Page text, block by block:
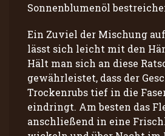
Sonnenblumenöl
Ein Zuviel der Mischung
lässt sich leicht mit den
Hält man sich an diese
gewährleistet, dass der
Trockenrubs tief in die
eindringt. Am besten das
anschließend in eine